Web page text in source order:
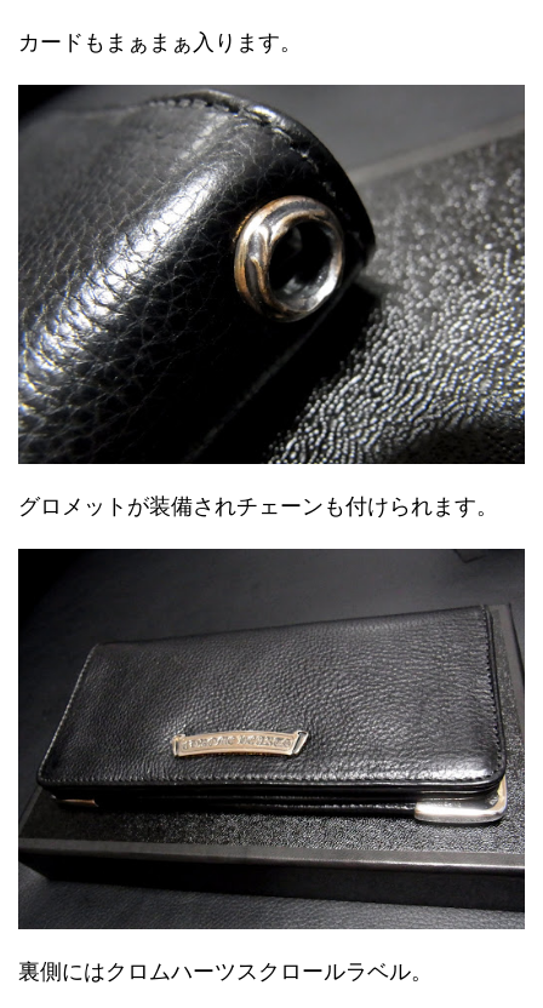
カードもまぁまぁ入ります。
グロメットが装備されチェーンも付けられます。
裏側にはクロムハーツスクロールラベル。